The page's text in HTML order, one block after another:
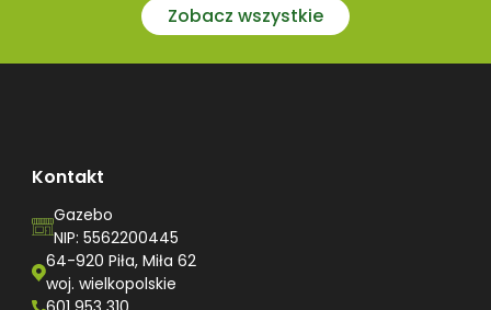
Zobacz wszystkie
Kontakt
Gazebo
NIP: 5562200445
64-920 Piła, Miła 62
woj. wielkopolskie